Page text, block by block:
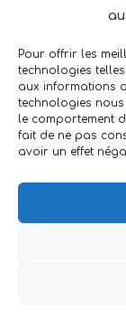
Pour offrir les
technologies
aux informations
technologies
le comportement
fait de ne pas
avoir un effet